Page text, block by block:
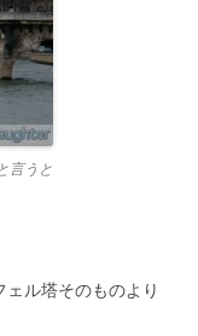
言うと
ル塔そのものより